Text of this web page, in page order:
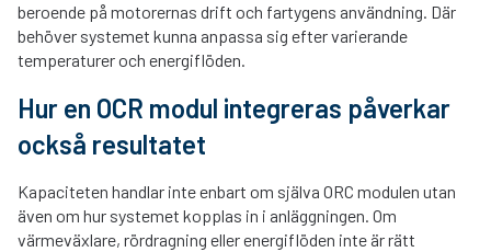
beroende på motorernas drift och fartygens användning. Där
behöver systemet kunna anpassa sig efter varierande
temperaturer och energiflöden.
Hur en OCR modul integreras påverkar
också resultatet
Kapaciteten handlar inte enbart om själva ORC modulen utan
även om hur systemet kopplas in i anläggningen. Om
värmeväxlare, rördragning eller energiflöden inte är rätt